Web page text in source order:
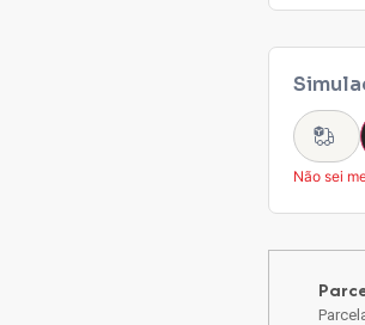
Não sei